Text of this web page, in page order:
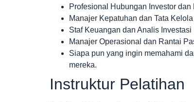
Profesional Hubungan Investor
Manajer Kepatuhan dan Tata
Staf Keuangan dan Analis Investasi
Manajer Operasional dan Rantai
Siapa pun yang ingin memahami
mereka.
Instruktur Pelatihan